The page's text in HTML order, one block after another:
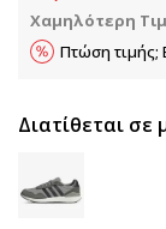
Χαμηλότερη
Πτώση τιμής;
Διατίθεται